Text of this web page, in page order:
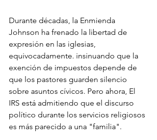
Durante décadas, la Enmienda
Johnson ha frenado la libertad de
expresión en las iglesias,
equivocadamente. insinuando que la
exención de impuestos depende de
que los pastores guarden silencio
sobre asuntos cívicos. Pero ahora, El
IRS está admitiendo que el discurso
político durante los servicios religiosos
es más parecido a una "familia".